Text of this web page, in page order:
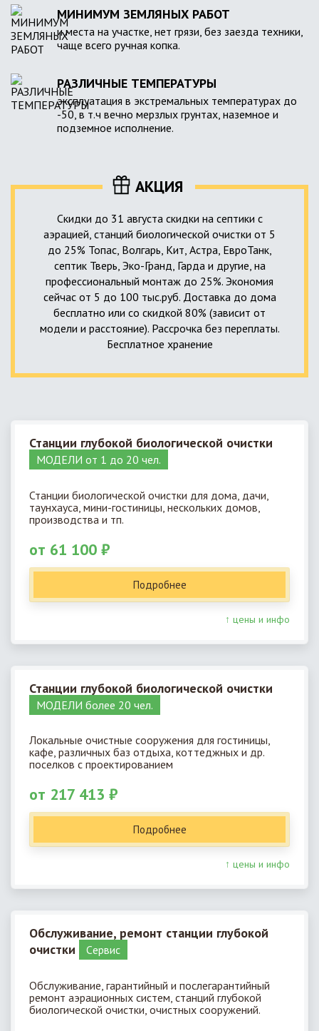
МИНИМУМ ЗЕМЛЯНЫХ РАБОТ
и места на участке, нет грязи, без заезда техники,
чаще всего ручная копка.
РАЗЛИЧНЫЕ ТЕМПЕРАТУРЫ
эксплуатация в экстремальных температурах до
-50, в т.ч вечно мерзлых грунтах, наземное и
подземное исполнение.
АКЦИЯ
Скидки до 31 августа скидки на септики с
аэрацией, станций биологической очистки от 5
до 25% Топас, Волгарь, Кит, Астра, ЕвроТанк,
септик Тверь, Эко-Гранд, Гарда и другие, на
профессиональный монтаж до 25%. Экономия
сейчас от 5 до 100 тыс.руб. Доставка до дома
бесплатно или со скидкой 80% (зависит от
модели и расстояние). Рассрочка без переплаты.
Бесплатное хранение
Станции глубокой биологической очистки
МОДЕЛИ от 1 до 20 чел.
Станции биологической очистки для дома, дачи,
таунхауса, мини-гостиницы, нескольких домов,
производства и тп.
от 61 100 ₽
Подробнее
↑ цены и инфо
Станции глубокой биологической очистки
МОДЕЛИ более 20 чел.
Локальные очистные сооружения для гостиницы,
кафе, различных баз отдыха, коттеджных и др.
поселков с проектированием
от 217 413 ₽
Подробнее
↑ цены и инфо
Обслуживание, ремонт станции глубокой
очистки
Cервис
Обслуживание, гарантийный и послегарантийный
ремонт аэрационных систем, станций глубокой
биологической очистки, очистных сооружений.